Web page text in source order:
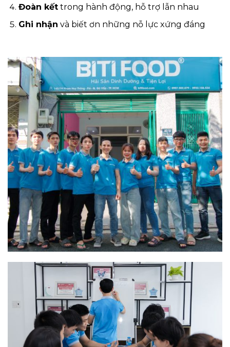
Đoàn kếttrong hành động, hỗ trợ lẫn nhau
Ghi nhận và biết ơn những nỗ lực xứng đáng